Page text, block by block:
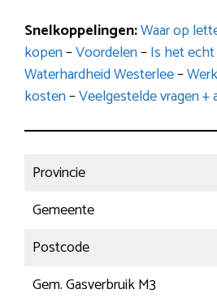
Snelkoppelingen:Waar op
kopen–Voordelen–Is het
Waterhardheid Westerlee–
kosten–Veelgestelde vragen +
Provincie
Gemeente
Postcode
Gem. Gasverbruik M3